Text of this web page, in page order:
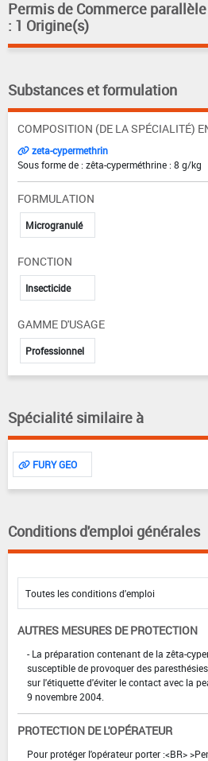
Permis de Commerce parallèle
: 1 Origine(s)
Substances et formulation
COMPOSITION (DE LA SPÉCIALITÉ)
zeta-cypermethrin
Sous forme de : zêta-cyperméthrine : 8 g/kg
FORMULATION
Microgranulé
FONCTION
Insecticide
GAMME D'USAGE
Professionnel
Spécialité similaire à
FURY GEO
Conditions d'emploi générales
AUTRES MESURES DE PROTECTION
- La préparation contenant de la zêta-
susceptible de provoquer des
sur l'étiquette d'éviter le contact avec la
9 novembre 2004.
PROTECTION DE L'OPÉRATEUR
Pour protéger l'opérateur porter :<BR>